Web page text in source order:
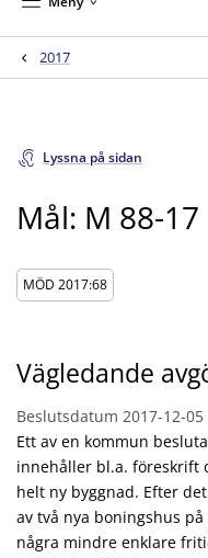
2017
Lyssna på sidan
Mål: M 88-17
MÖD 2017:68
Vägledande
Beslutsdatum 2017-12-05
Ett av en kommun
innehåller bl.a. föreskrift
helt ny byggnad. Efter
av två nya boningshus
några mindre enklare